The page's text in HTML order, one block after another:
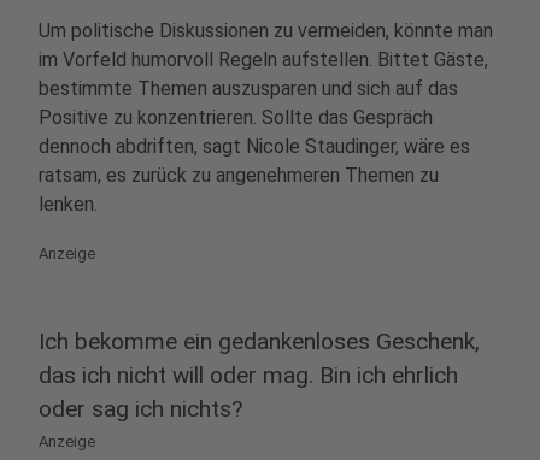
Um politische Diskussionen zu vermeiden, könnte man
im Vorfeld humorvoll Regeln aufstellen. Bittet Gäste,
bestimmte Themen auszusparen und sich auf das
Positive zu konzentrieren. Sollte das Gespräch
dennoch abdriften, sagt Nicole Staudinger, wäre es
ratsam, es zurück zu angenehmeren Themen zu
lenken.
Anzeige
Ich bekomme ein gedankenloses Geschenk,
das ich nicht will oder mag. Bin ich ehrlich
oder sag ich nichts?
Anzeige